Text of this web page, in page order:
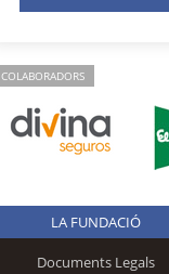
COLABORADORS
LA FUNDACIÓ
Documents Legals